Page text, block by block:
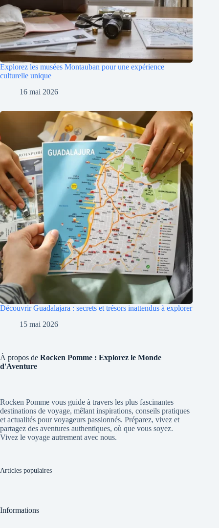
Explorez les musées Montauban pour une expérience
culturelle unique
16 mai 2026
Découvrir Guadalajara : secrets et trésors inattendus à explorer
15 mai 2026
À propos de Rocken Pomme : Explorez le Monde
d'Aventure
Rocken Pomme vous guide à travers les plus fascinantes
destinations de voyage, mêlant inspirations, conseils pratiques
et actualités pour voyageurs passionnés. Préparez, vivez et
partagez des aventures authentiques, où que vous soyez.
Vivez le voyage autrement avec nous.
Articles populaires
Informations